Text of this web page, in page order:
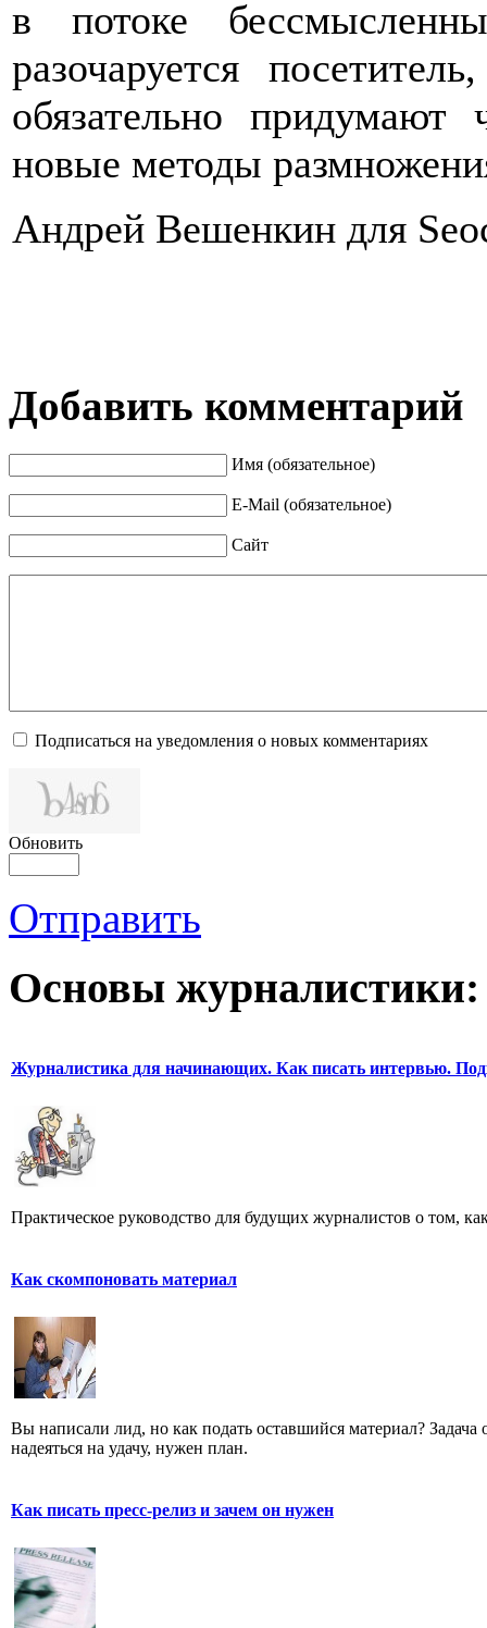
в потоке
разочаруется
обязательно придумают
новые методы
Андрей Вешенкин для
Добавить комментарий
Имя (обязательное)
E-Mail (обязательное)
Сайт
Подписаться на уведомления о новых комментариях
Обновить
Отправить
Основы журналистики:
Журналистика для начинающих. Как писать интервью.
Практическое руководство для будущих журналистов о том,
Как скомпоновать материал
Вы написали лид, но как подать оставшийся материал? Задача
надеяться на удачу, нужен план.
Как писать пресс-релиз и зачем он нужен